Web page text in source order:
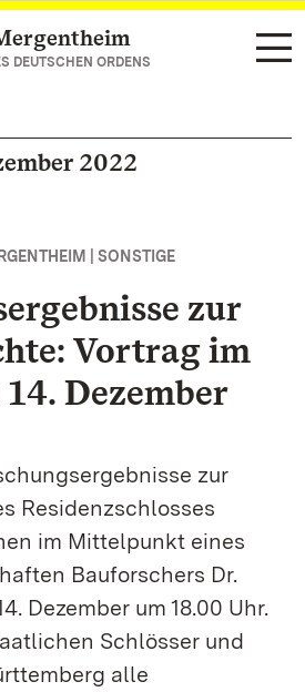
DEUTSCHEN ORDENS
2022
| SONSTIGE
zur
Vortrag im
Dezember
zur
Residenzschlosses
im Mittelpunkt eines
Bauforschers Dr.
Dezember um 18.00 Uhr.
Schlösser und
alle